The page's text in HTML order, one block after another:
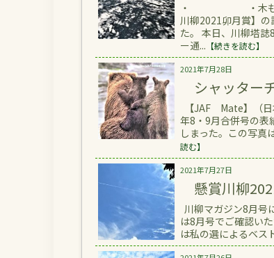
・ ・木もれ日や
川柳2021卯月賞】
た。 本日、川柳塔
ー通... 【続きを読む】
2021年7月28日
シャッター
【JAF Mate】（日
年8・9月合併号の表
しまった。この写真
読む】
2021年7月27日
懸賞川柳
川柳マガジン8月号
は8月号でご確認い
は私の選によるベス